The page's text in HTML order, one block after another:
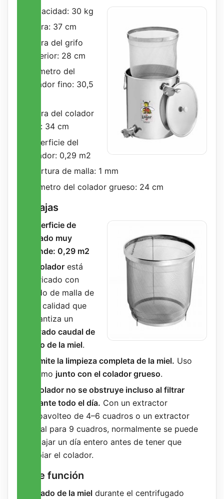
Capacidad: 30 kg
Altura: 37 cm
Altura del grifo
superior: 28 cm
Diámetro del
colador fino: 30,5
Altura del colador
fino: 34 cm
Superficie del
colador: 0,29 m2
Apertura de malla: 1 mm
Diámetro del colador grueso: 24 cm
Ventajas
Superficie de
filtrado muy
grande: 0,29 m2
coladorestá
fabricado con
tejido de malla de
alta calidad que
garantiza un
elevado caudal de
paso de la miel.
Permite la limpieza completa de la miel. Uso
óptimo junto con el colador grueso.
El colador no se obstruye incluso al filtrar
durante todo el día. Con un extractor
autoavolteo de 4–6 cuadros o un extractor
radial para 9 cuadros, normalmente se puede
trabajar un día entero antes de tener que
limpiar el colador.
Doble función
Filtrado de la mieldurante el centrifugado